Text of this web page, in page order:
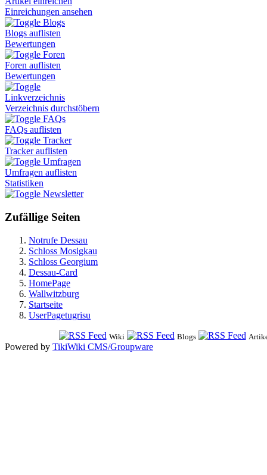
Einreichungen ansehen
Blogs
Blogs auflisten
Bewertungen
Foren
Foren auflisten
Bewertungen
Linkverzeichnis
Verzeichnis durchstöbern
FAQs
FAQs auflisten
Tracker
Tracker auflisten
Umfragen
Umfragen auflisten
Statistiken
Newsletter
Zufällige Seiten
Notrufe Dessau
Schloss Mosigkau
Schloss Georgium
Dessau-Card
HomePage
Wallwitzburg
Startseite
UserPagetugrisu
Wiki Blogs
Powered by TikiWiki CMS/Groupware